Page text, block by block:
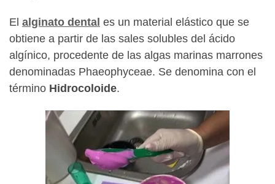
El alginato dental es un material elástico que se
obtiene a partir de las sales solubles del ácido
algínico, procedente de las algas marinas marrones
denominadas Phaeophyceae. Se denomina con el
término Hidrocoloide.